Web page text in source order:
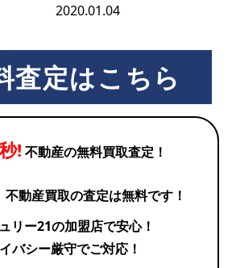
2020.01.04
査定はこちら
! 不動産の無料買取査定！
動産買取の査定は無料です！
リー21の加盟店で安心！
バシー厳守でご対応！